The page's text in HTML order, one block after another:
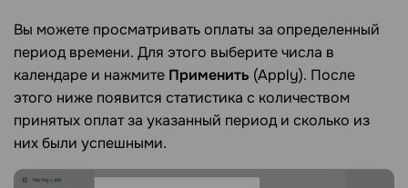
Вы можете просматривать оплаты за определенный
период времени. Для этого выберите числа в
календаре и нажмите Применить (Apply). После
этого ниже появится статистика с количеством
принятых оплат за указанный период и сколько из
них были успешными.